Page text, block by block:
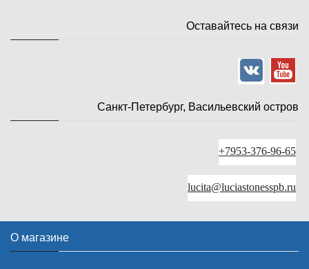
Оставайтесь на связи
Санкт-Петербург, Васильевский остров
+7953-376-96-65
lucita@luciastonesspb.ru
О магазине